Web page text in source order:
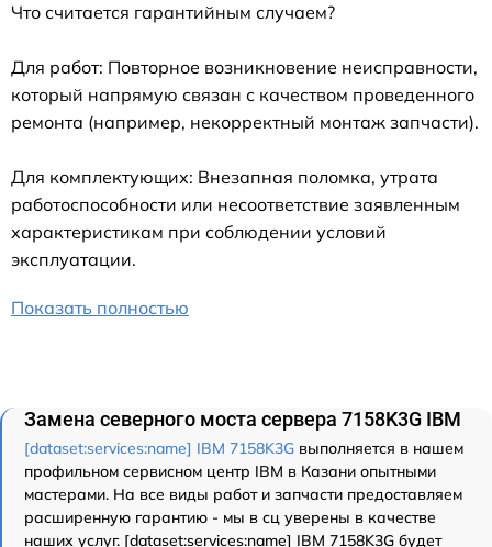
Что считается гарантийным случаем?
Для работ: Повторное возникновение неисправности,
который напрямую связан с качеством проведенного
ремонта (например, некорректный монтаж запчасти).
Для комплектующих: Внезапная поломка, утрата
работоспособности или несоответствие заявленным
характеристикам при соблюдении условий
эксплуатации.
Показать полностью
Замена северного моста сервера 7158K3G IBM
[dataset:services:name] IBM 7158K3G выполняется в нашем
профильном сервисном центр IBM в Казани опытными
мастерами. На все виды работ и запчасти предоставляем
расширенную гарантию - мы в сц уверены в качестве
наших услуг. [dataset:services:name] IBM 7158K3G будет